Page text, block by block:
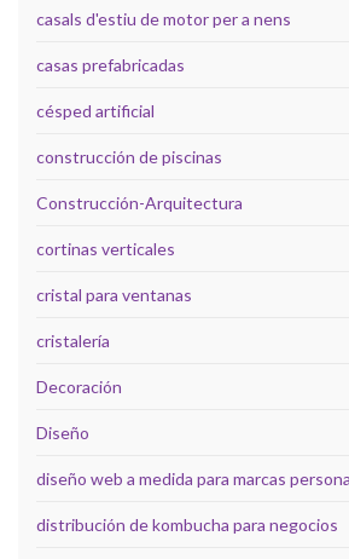
casals d'estiu de motor per a nens
casas prefabricadas
césped artificial
construcción de piscinas
Construcción-Arquitectura
cortinas verticales
cristal para ventanas
cristalería
Decoración
Diseño
diseño web a medida para marcas
distribución de kombucha para negocios